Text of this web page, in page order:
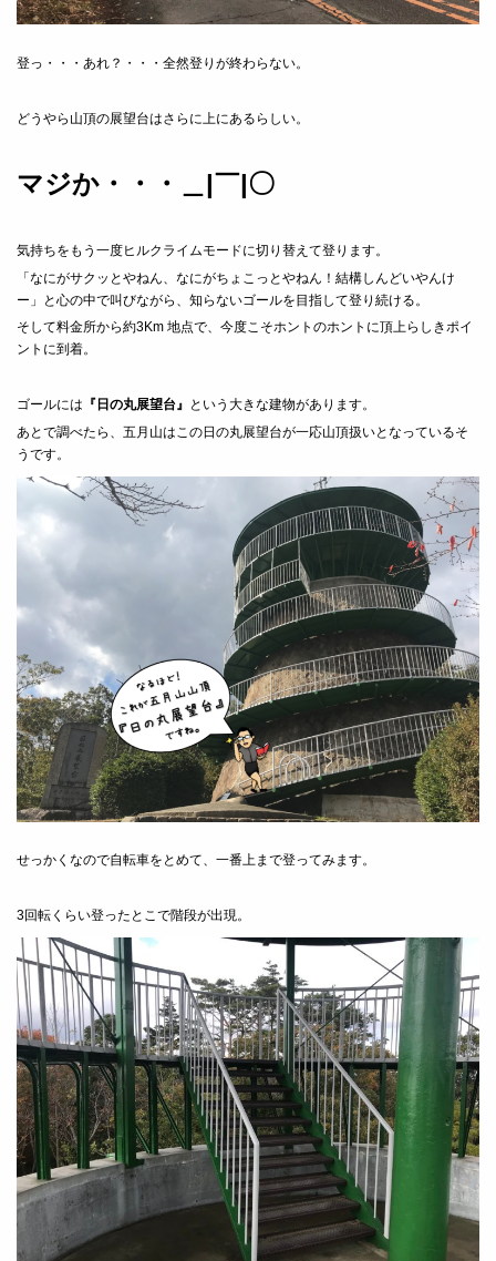
登っ・・・あれ？・・・全然登りが終わらない。
どうやら山頂の展望台はさらに上にあるらしい。
マジか・・・＿|￣|〇
気持ちをもう一度ヒルクライムモードに切り替えて登ります。
「なにがサクッとやねん、なにがちょこっとやねん！結構しんどいやんけ
ー」と心の中で叫びながら、知らないゴールを目指して登り続ける。
そして料金所から約3Km 地点で、今度こそホントのホントに頂上らしきポイ
ントに到着。
ゴールには 『日の丸展望台』 という大きな建物があります。
あとで調べたら、五月山はこの日の丸展望台が一応山頂扱いとなっているそ
うです。
せっかくなので自転車をとめて、一番上まで登ってみます。
3回転くらい登ったとこで階段が出現。